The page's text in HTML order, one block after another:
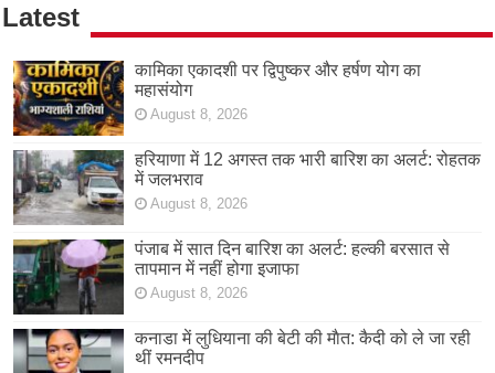
Latest
कामिका एकादशी पर द्विपुष्कर और हर्षण योग का
महासंयोग
August 8, 2026
हरियाणा में 12 अगस्त तक भारी बारिश का अलर्ट: रोहतक
में जलभराव
August 8, 2026
पंजाब में सात दिन बारिश का अलर्ट: हल्की बरसात से
तापमान में नहीं होगा इजाफा
August 8, 2026
कनाडा में लुधियाना की बेटी की माैत: कैदी को ले जा रही
थीं रमनदीप